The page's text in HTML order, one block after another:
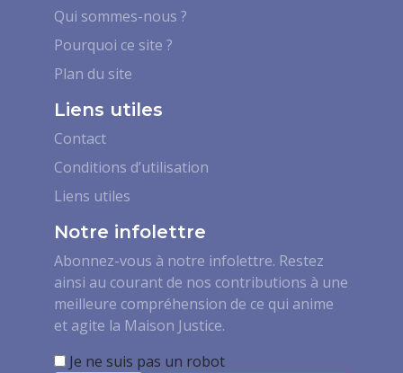
Qui sommes-nous ?
Pourquoi ce site ?
Plan du site
Liens utiles
Contact
Conditions d’utilisation
Liens utiles
Notre infolettre
Abonnez-vous à notre infolettre. Restez
ainsi au courant de nos contributions à une
meilleure compréhension de ce qui anime
et agite la Maison Justice.
Je ne suis pas un robot